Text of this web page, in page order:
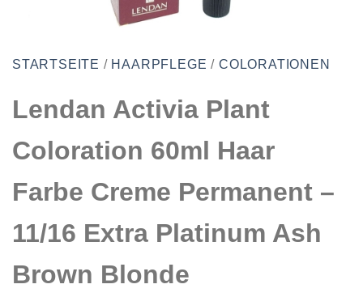
STARTSEITE / HAARPFLEGE / COLORATIONEN
Lendan Activia Plant
Coloration 60ml Haar
Farbe Creme Permanent –
11/16 Extra Platinum Ash
Brown Blonde